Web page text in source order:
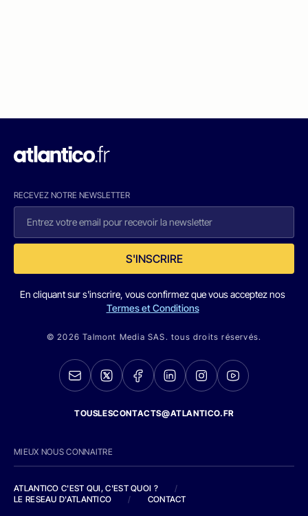
RECEVEZ NOTRE NEWSLETTER
S'INSCRIRE
En cliquant sur s'inscrire, vous confirmez que vous acceptez nos
Termes et Conditions
© 2026 Talmont Media SAS. tous droits réservés.
TOUSLESCONTACTS@ATLANTICO.FR
MIEUX NOUS CONNAITRE
ATLANTICO C'EST QUI, C'EST QUOI ?
/
LE RESEAU D'ATLANTICO
/ CONTACT